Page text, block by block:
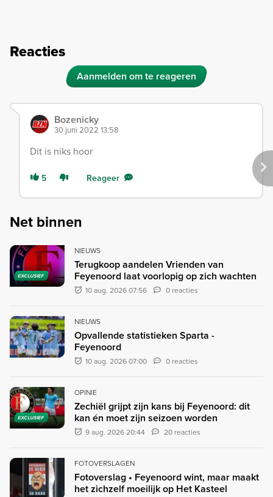
Reacties
Aanmelden om te reageren
Bozenicky
30 juni 2022 13:58
Dit is niks hoor
5 Reageer
Net binnen
EXCLUSIEF
NIEUWS
Terugkoop aandelen Vrienden van
Feyenoord laat voorlopig op zich wachten
10 aug. 2026 07:56 0 reacties
NIEUWS
Opvallende statistieken Sparta -
Feyenoord
10 aug. 2026 07:00 0 reacties
EXCLUSIEF
OPINIE
Zechiël grijpt zijn kans bij Feyenoord: dit
kan én moet zijn seizoen worden
9 aug. 2026 20:44 20 reacties
FOTOVERSLAGEN
Fotoverslag • Feyenoord wint, maar maakt
het zichzelf moeilijk op Het Kasteel